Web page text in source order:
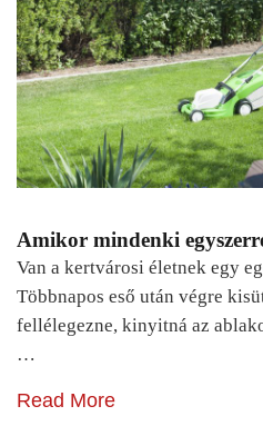
Amikor mindenki
Van a kertvárosi életnek egy
Többnapos eső után végre
fellélegezne, kinyitná az
…
Read More